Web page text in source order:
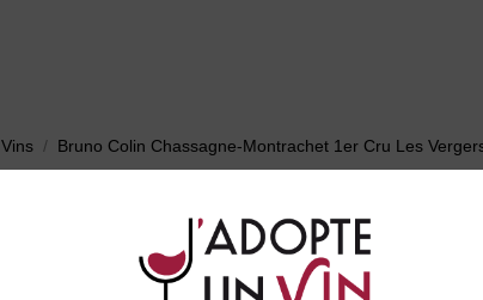
Vins Bruno Colin Chassagne-Montrachet 1er Cru Les